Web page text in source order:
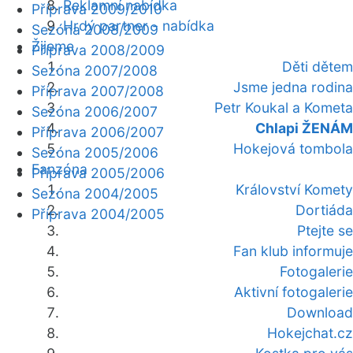
Reklamní nabídka
Hrdý partner - nabídka
Žijeme
Děti dětem
Jsme jedna rodina
Petr Koukal a Kometa
Chlapi ŽENÁM
Hokejová tombola
Fanzóna
Království Komety
Dortiáda
Ptejte se
Fan klub informuje
Fotogalerie
Aktivní fotogalerie
Download
Hokejchat.cz
Příprava 2009/2010
Sezóna 2008/2009
Příprava 2008/2009
Sezóna 2007/2008
Příprava 2007/2008
Sezóna 2006/2007
Příprava 2006/2007
Sezóna 2005/2006
Příprava 2005/2006
Sezóna 2004/2005
Příprava 2004/2005